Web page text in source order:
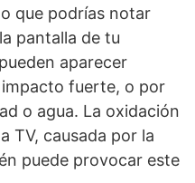
que podrías notar
pantalla de tu
aparecer
impacto fuerte, o por
o agua. La oxidación
TV, causada por la
puede provocar este